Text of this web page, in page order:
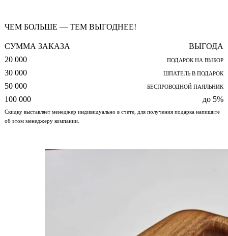
ЧЕМ БОЛЬШЕ — ТЕМ ВЫГОДНЕЕ!
СУММА ЗАКАЗА
ВЫГОДА
20 000
ПОДАРОК НА ВЫБОР
30 000 ШПАТЕЛЬ В ПОДАРОК
50 000 БЕСПРОВОДНОЙ ПАЯЛЬНИК
100 000 до 5%
Скидку выставляет менеджер индивидуально в счете, для получения подарка напишите
об этом менеджеру компании.